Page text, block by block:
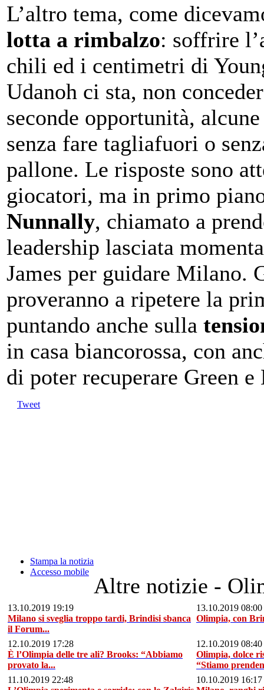
L’altro tema, come
lotta a rimbalzo: soffrire
chili ed i centimetri di
Udanoh ci sta, non
seconde opportunità,
senza fare tagliafuori o
pallone. Le risposte sono
giocatori, ma in primo
Nunnally, chiamato a
leadership lasciata
James per guidare Milano.
proveranno a ripetere la
puntando anche sulla
in casa biancorossa, con
di poter recuperare Green
Tweet
Stampa la notizia
Accesso mobile
Altre notizie -
13.10.2019 19:19
Milano si sveglia troppo tardi, Brindisi sbanca
il Forum...
13.10.2019 08:00
Olimpia, con
12.10.2019 17:28
È l’Olimpia delle tre ali? Brooks: “Abbiamo
provato la...
12.10.2019 08:40
Olimpia, dolce
“Stiamo
11.10.2019 22:48
10.10.2019 16:17